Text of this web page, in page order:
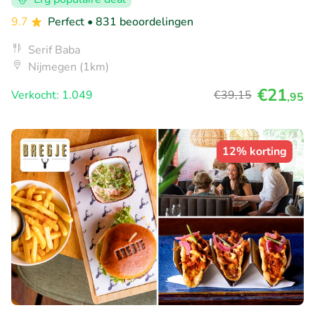
9.7
Perfect • 831 beoordelingen
Serif Baba
Nijmegen (1km)
Verkocht: 1.049
€39,15 €21,95
12% korting